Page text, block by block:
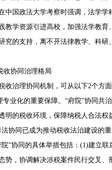
国政法大学考察时强调，法学学
教学资源引进高校，加强法学教
究的支持，离不开法律教学、科
协同治理格局
治理协同机制，可从以下2个方面
业化的重要保障。“府院”协同共
明的税收环境，保障纳税人合法
协同已成为推动税收法治建设的
”协同的具体举措包括：(1)建立
势，协调解决涉税案件民行交叉